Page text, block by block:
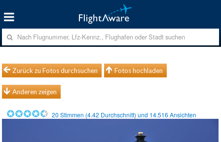
Zurück zu Fotos durchsuchen Fotos hochladen
Anderen zeigen
20 Stimmen (4.42 Durchschnitt) und 14.516 Ansichten